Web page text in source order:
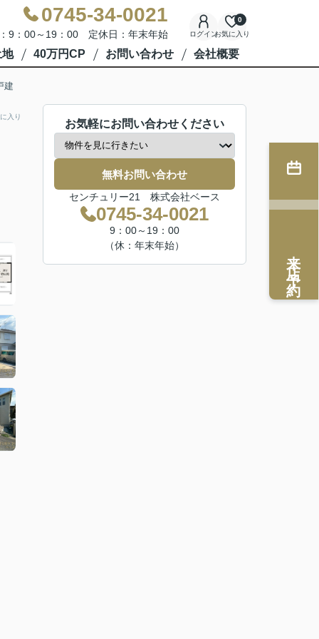
0745-34-0021
9：00～19：00 定休日：年末年始 ログインお気に入り
0
40万円CP お問い合わせ 会社概要
建
入り
お気軽にお問い合わせください
無料お問い合わせ
センチュリー21 株式会社ベース
0745-34-0021
9：00～19：00
（休：年末年始）
来店予約